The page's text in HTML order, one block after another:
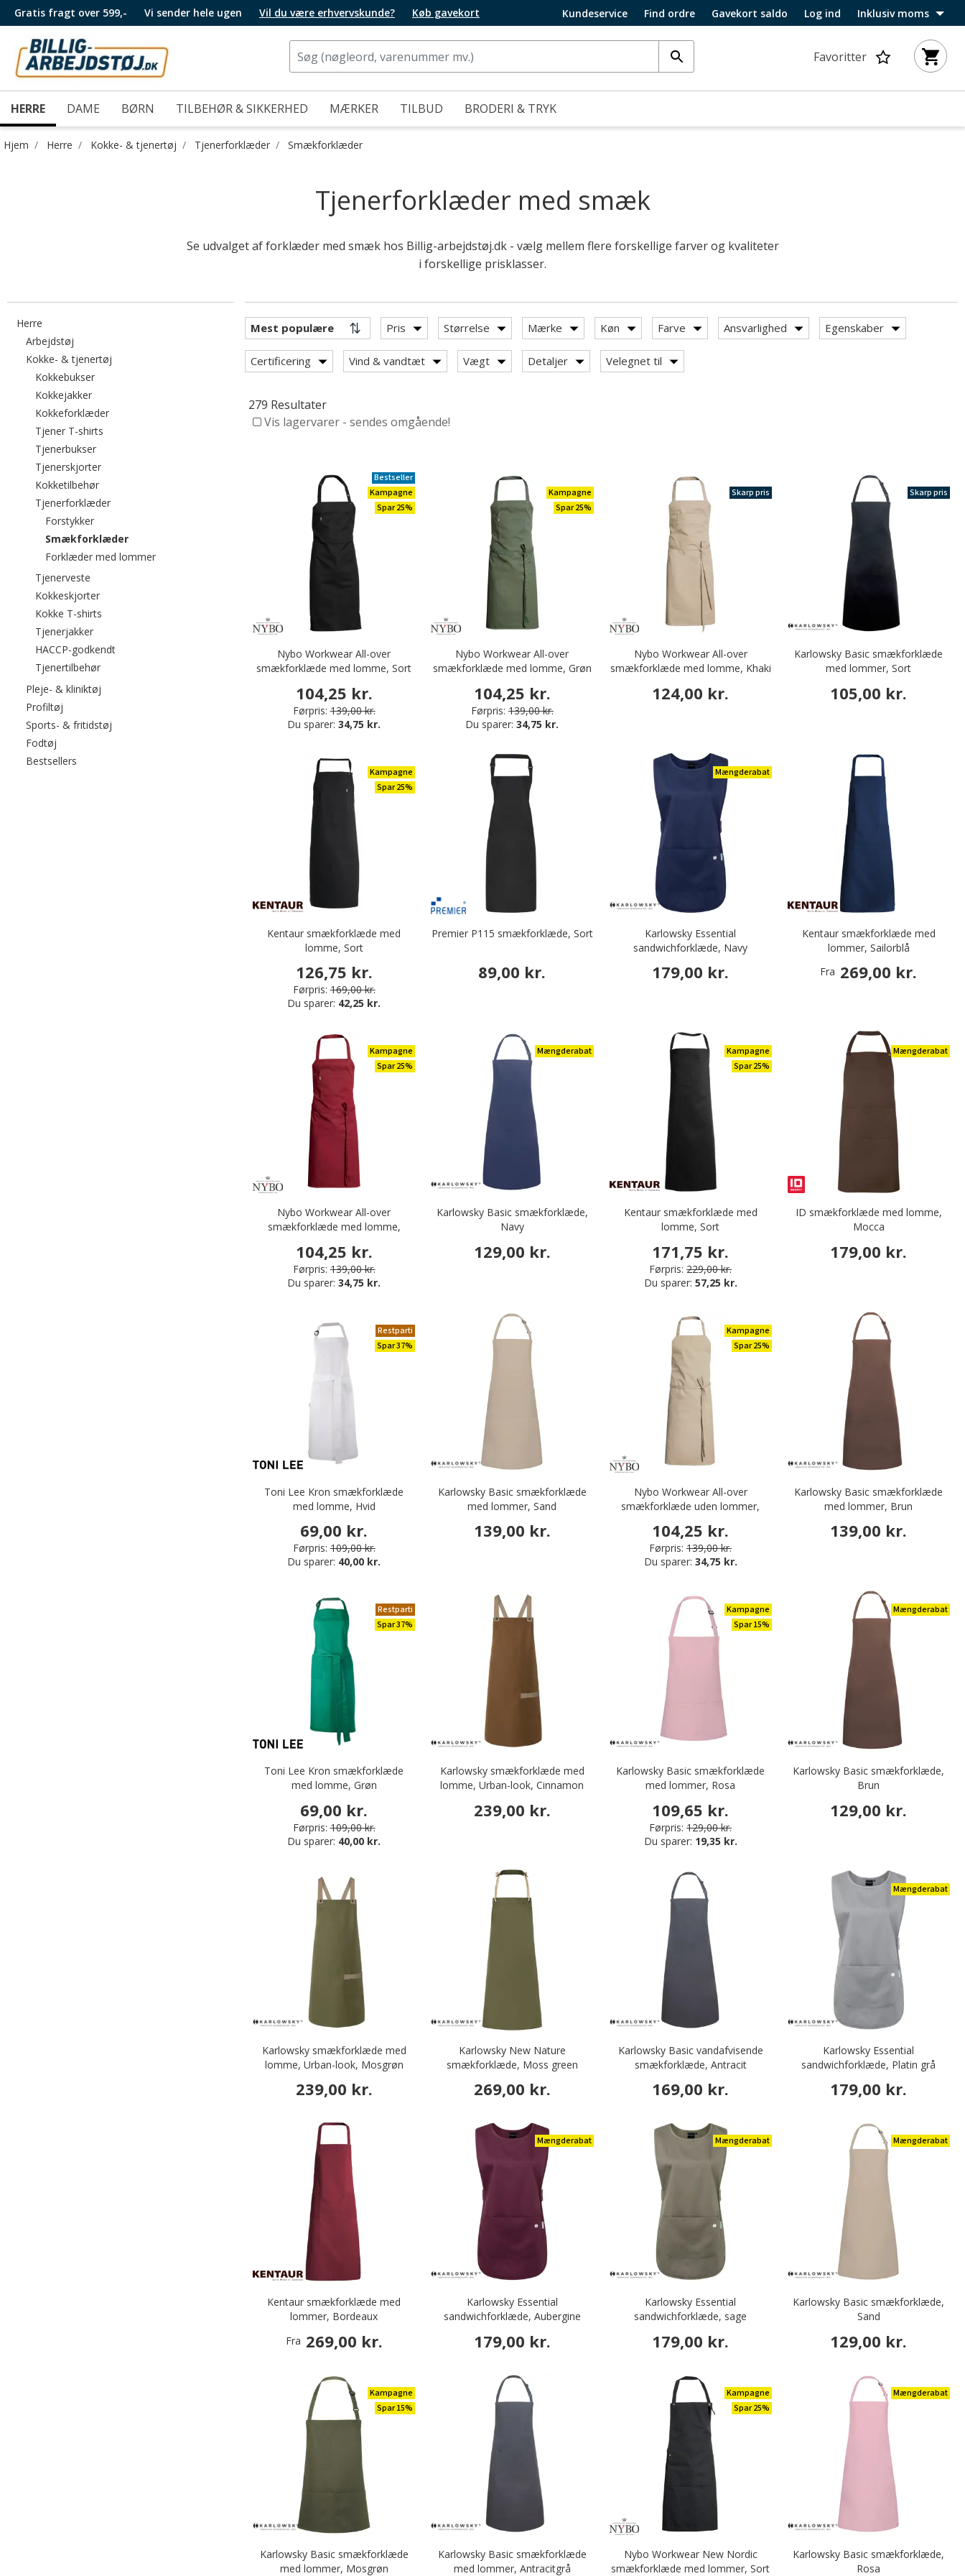
Gratis fragt over 599,- Vi sender hele ugen Vil du være erhvervskunde? Køb gavekort Kundeservice Find ordre Gavekort saldo Log ind Inklusiv moms
Favoritter
HERRE DAME BØRN TILBEHØR & SIKKERHED MÆRKER TILBUD BRODERI & TRYK
Hjem Herre Kokke- & tjenertøj Tjenerforklæder Smækforklæder
Tjenerforklæder med smæk
Se udvalget af forklæder med smæk hos Billig-arbejdstøj.dk - vælg mellem flere forskellige farver og kvaliteter
i forskellige prisklasser.
Herre
Arbejdstøj
Kokke- & tjenertøj Filtrér efter category: Kokke- & tjenertøj
KokkebukserFiltrér efter category: Kokkebukser
KokkejakkerFiltrér efter category: Kokkejakker
KokkeforklæderFiltrér efter category: Kokkeforklæder
Tjener T-shirts Filtrér efter category: Tjener T-shirts
TjenerbukserFiltrér efter category: Tjenerbukser
TjenerskjorterFiltrér efter category: Tjenerskjorter
KokketilbehørFiltrér efter category: Kokketilbehør
TjenerforklæderFiltrér efter category: Tjenerforklæder
ForstykkerFiltrér efter category: Forstykker
Smækforklædervalgte I øjeblikket sorteret efter category: Smækforklæder
Forklæder med lommerFiltrér efter category: Forklæder med lommer
Tjenerveste
KokkeskjorterFiltrér efter category: Kokkeskjorter
Kokke T-shirts
TjenerjakkerFiltrér efter category: Tjenerjakker
HACCP-godkendtFiltrér efter category: HACCP-godkendt
TjenertilbehørFiltrér efter category: Tjenertilbehør
Pleje- & kliniktøj
Profiltøj
Sports- & fritidstøj Filtrér efter category: Sports- & fritidstøj
Fodtøj
Bestsellers
Pris Størrelse Mærke Køn Farve Ansvarlighed Egenskaber
Certificering Vind & vandtæt Vægt Detaljer Velegnet til
279 Resultater
Vis lagervarer - sendes omgående!
Bestseller
Kampagne
Spar 25%
Nybo Workwear All-over
smækforklæde med lomme, Sort
104,25 kr.
Førpris: 139,00 kr.
Du sparer:34,75 kr.
Kampagne
Spar 25%
Nybo Workwear All-over
smækforklæde med lomme, Grøn
104,25 kr.
Førpris: 139,00 kr.
Du sparer:34,75 kr.
Skarp pris
Nybo Workwear All-over
smækforklæde med lomme, Khaki
124,00 kr.
Skarp pris
Karlowsky Basic smækforklæde
med lommer, Sort
105,00 kr.
Kampagne
Spar 25%
Kentaur smækforklæde med
lomme, Sort
126,75 kr.
Førpris: 169,00 kr.
Du sparer: 42,25 kr.
Premier P115 smækforklæde, Sort
89,00 kr.
Mængderabat
Karlowsky Essential
sandwichforklæde, Navy
179,00 kr.
Kentaur smækforklæde med
lommer, Sailorblå
Fra 269,00 kr.
Kampagne
Spar 25%
Nybo Workwear All-over
smækforklæde med lomme,
104,25 kr.
Førpris: 139,00 kr.
Du sparer:34,75 kr.
Mængderabat
Karlowsky Basic smækforklæde,
Navy
129,00 kr.
Kampagne
Spar 25%
Kentaur smækforklæde med
lomme, Sort
171,75 kr.
Førpris: 229,00 kr.
Du sparer: 57,25 kr.
Mængderabat
ID smækforklæde med lomme,
Mocca
179,00 kr.
Restparti
Spar 37%
Toni Lee Kron smækforklæde
med lomme, Hvid
69,00 kr.
Førpris: 109,00 kr.
Du sparer: 40,00 kr.
Karlowsky Basic smækforklæde
med lommer, Sand
139,00 kr.
Kampagne
Spar 25%
Nybo Workwear All-over
smækforklæde uden lommer,
104,25 kr.
Førpris: 139,00 kr.
Du sparer: 34,75 kr.
Karlowsky Basic smækforklæde
med lommer, Brun
139,00 kr.
Restparti
Spar 37%
Toni Lee Kron smækforklæde
med lomme, Grøn
69,00 kr.
Førpris: 109,00 kr.
Du sparer: 40,00 kr.
Karlowsky smækforklæde med
lomme, Urban-look, Cinnamon
239,00 kr.
Kampagne
Spar 15%
Karlowsky Basic smækforklæde
med lommer, Rosa
109,65 kr.
Førpris: 129,00 kr.
Du sparer: 19,35 kr.
Mængderabat
Karlowsky Basic smækforklæde,
Brun
129,00 kr.
Karlowsky smækforklæde med
lomme, Urban-look, Mosgrøn
239,00 kr.
Karlowsky New Nature
smækforklæde, Moss green
269,00 kr.
Karlowsky Basic vandafvisende
smækforklæde, Antracit
169,00 kr.
Mængderabat
Karlowsky Essential
sandwichforklæde, Platin grå
179,00 kr.
Kentaur smækforklæde med
lommer, Bordeaux
Fra 269,00 kr.
Mængderabat
Karlowsky Essential
sandwichforklæde, Aubergine
179,00 kr.
Mængderabat
Karlowsky Essential
sandwichforklæde, sage
179,00 kr.
Mængderabat
Karlowsky Basic smækforklæde,
Sand
129,00 kr.
Kampagne
Spar 15%
Karlowsky Basic smækforklæde
med lommer, Mosgrøn
Karlowsky Basic smækforklæde
med lommer, Antracitgrå
Kampagne
Spar 25%
Nybo Workwear New Nordic
smækforklæde med lommer, Sort
Mængderabat
Karlowsky Basic smækforklæde,
Rosa